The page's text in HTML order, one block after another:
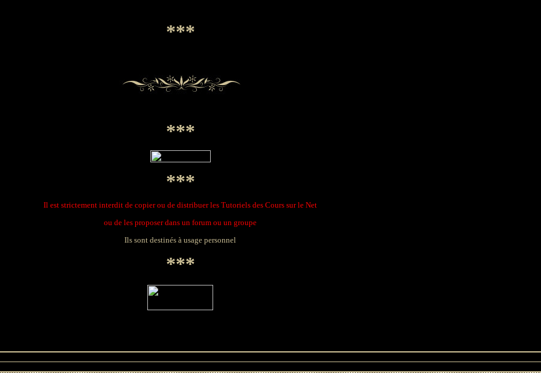
***
***
***
Il est strictement interdit de copier ou de distribuer les Tutoriels des Cours sur le Net
ou de les proposer dans un forum ou un groupe
Ils sont destinés à usage personnel
***